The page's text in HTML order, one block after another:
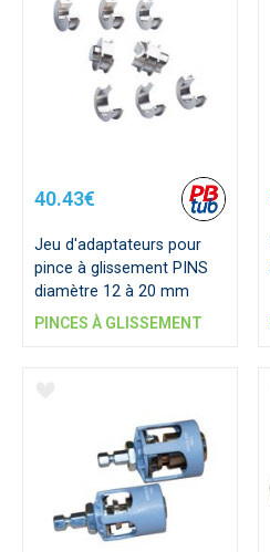
40.43€
Jeu d'adaptateurs pour
pince à glissement PINS
diamètre 12 à 20 mm
PINCES À GLISSEMENT